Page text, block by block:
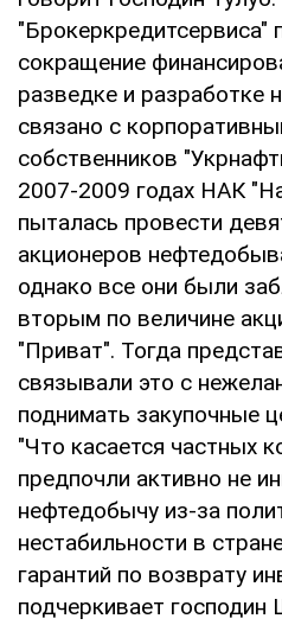
"Брокеркредитсервиса"
сокращение
разведке и разработке
связано с
собственников
2007-2009 годах НАК
пыталась провести
акционеров
однако все они были
вторым по величине
"Приват". Тогда
связывали это с
поднимать закупочные
"Что касается частных
предпочли активно не
нефтедобычу из-за
нестабильности в
гарантий по возврату
подчеркивает господин